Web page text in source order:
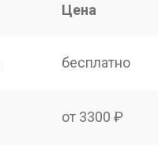
Цена
бесплатно
от 3300 ₽